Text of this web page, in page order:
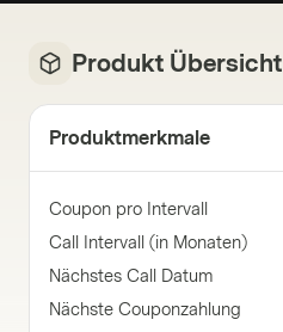
Produkt Übersicht
Produktmerkmale
Coupon pro Intervall
Call Intervall (in Monaten)
Nächstes Call Datum
Nächste Couponzahlung